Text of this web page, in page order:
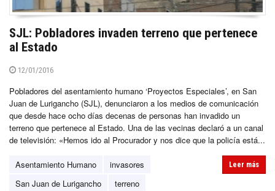
SJL: Pobladores invaden terreno que pertenece
al Estado
12/01/2016
Pobladores del asentamiento humano ‘Proyectos Especiales’, en San
Juan de Lurigancho (SJL), denunciaron a los medios de comunicación
que desde hace ocho días decenas de personas han invadido un
terreno que pertenece al Estado. Una de las vecinas declaró a un canal
de televisión: «Hemos ido al Procurador y nos dice que la policía está...
Asentamiento Humano
invasores
San Juan de Lurigancho
terreno
Leer más